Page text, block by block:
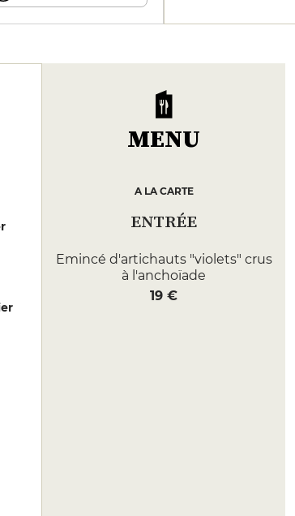
MENU
A LA CARTE
ENTRÉE
Emincé d'artichauts "violets" crus
à l'anchoïade
19 €